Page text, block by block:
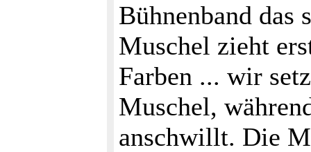
Bühnenband das
Muschel zieht
Farben ... wir
Muschel,
anschwillt. Die